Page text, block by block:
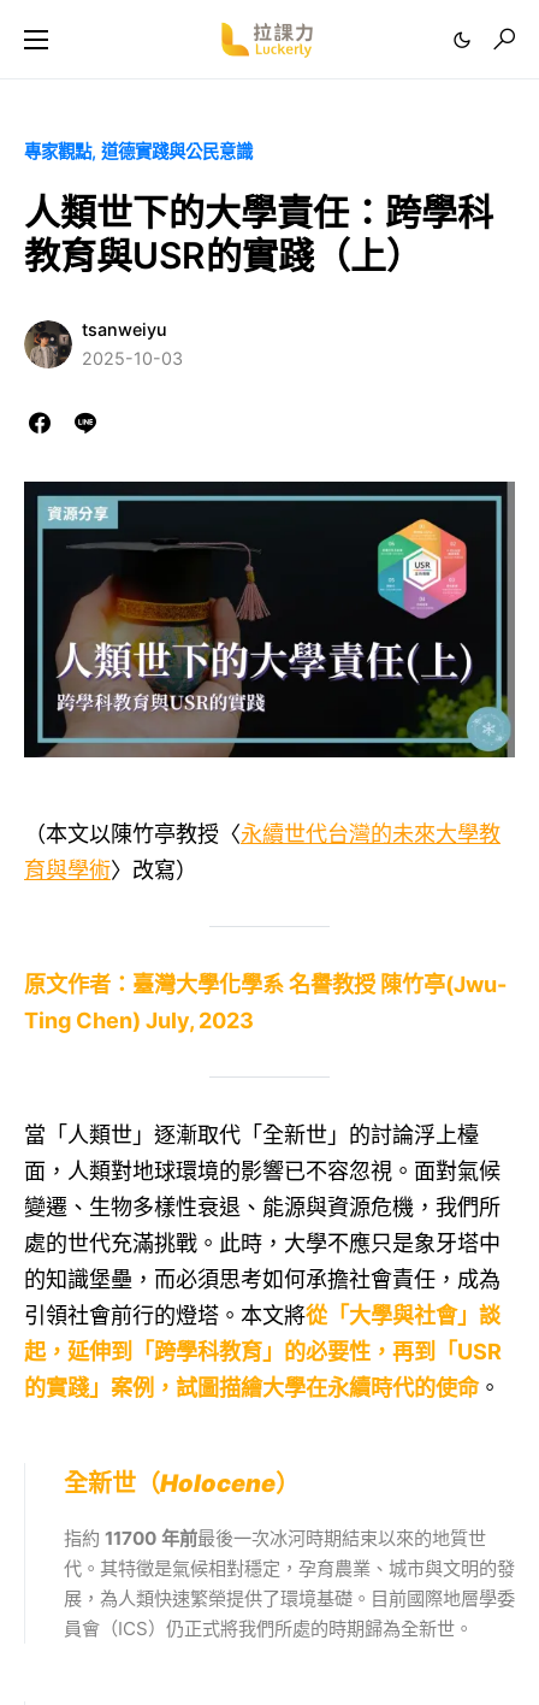
專家觀點 道德實踐與公民意識
人類世下的大學責任：跨學科
教育與USR的實踐（上）
tsanweiyu
2025-10-03
（本文以陳竹亭教授〈永續世代台灣的未來大學教
育與學術〉改寫）
原文作者：臺灣大學化學系 名譽教授 陳竹亭(Jwu-
Ting Chen) July, 2023
當「人類世」逐漸取代「全新世」的討論浮上檯
面，人類對地球環境的影響已不容忽視。面對氣候
變遷、生物多樣性衰退、能源與資源危機，我們所
處的世代充滿挑戰。此時，大學不應只是象牙塔中
的知識堡壘，而必須思考如何承擔社會責任，成為
引領社會前行的燈塔。本文將從「大學與社會」談
起，延伸到「跨學科教育」的必要性，再到「USR
的實踐」案例，試圖描繪大學在永續時代的使命。
全新世（Holocene）
指約 11700 年前最後一次冰河時期結束以來的地質世
代。其特徵是氣候相對穩定，孕育農業、城市與文明的發
展，為人類快速繁榮提供了環境基礎。目前國際地層學委
員會（ICS）仍正式將我們所處的時期歸為全新世。